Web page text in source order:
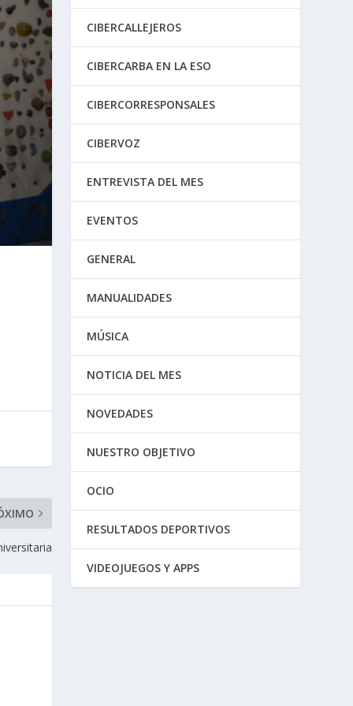
CIBERCALLEJEROS
CIBERCARBA EN LA ESO
CIBERCORRESPONSALES
CIBERVOZ
ENTREVISTA DEL MES
EVENTOS
GENERAL
MANUALIDADES
MÚSICA
NOTICIA DEL MES
NOVEDADES
NUESTRO OBJETIVO
OCIO
RESULTADOS DEPORTIVOS
VIDEOJUEGOS Y APPS